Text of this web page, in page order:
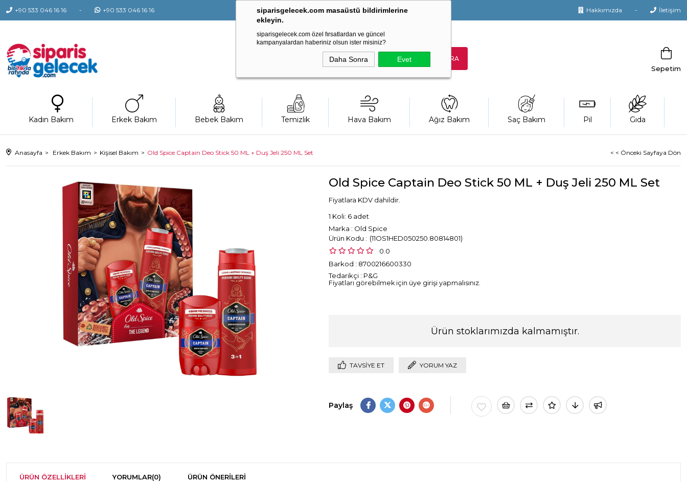
siparisgelecek.com masaüstü bildirimlerine
ekleyin.
siparisgelecek.com özel fırsatlardan ve güncel
kampanyalardan haberiniz olsun ister misiniz?
Daha Sonra Evet
+90 533 046 16 16 +90 533 046 16 16 Hakkımızda İletişim
Sepetim
Kadın Bakım Erkek Bakım Bebek Bakım Temizlik Hava Bakım Ağız Bakım Saç Bakım Pil Gıda
Anasayfa Erkek Bakım Kişisel Bakım Old Spice Captain Deo Stick 50 ML + Duş Jeli 250 ML Set < < Önceki Sayfaya Dön
Old Spice Captain Deo Stick 50 ML + Duş Jeli 250 ML Set
Fiyatlara KDV dahildir.
1 Koli: 6 adet
Marka : Old Spice
(11OS1HED050250.80814801)
0.0
Barkod : 8700216600330
Tedarikçi : P&G
Fiyatları görebilmek için üye girişi yapmalısınız.
Ürün stoklarımızda kalmamıştır.
TAVSIYE ET YORUM YAZ
Paylaş
ÜRÜN ÖZELLIKLERI YORUMLAR(0) ÜRÜN ÖNERILERI